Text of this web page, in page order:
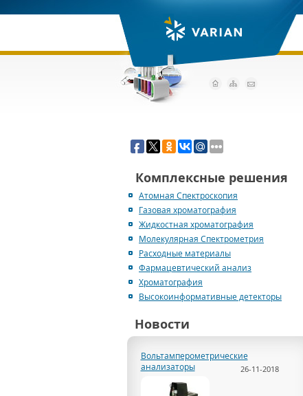
Комплексные решения
Атомная Спектроскопия
Газовая хроматография
Жидкостная хроматография
Молекулярная Спектрометрия
Расходные материалы
Фармацевтический анализ
Хроматография
Высокоинформативные детекторы
Новости
Вольтамперометрические
анализаторы
26-11-2018